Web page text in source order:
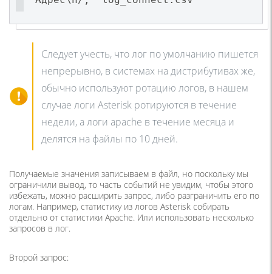
Следует учесть, что лог по умолчанию пишется
непрерывно, в системах на дистрибутивах же,
обычно используют ротацию логов, в нашем
случае логи Asterisk ротируются в течение
недели, а логи apache в течение месяца и
делятся на файлы по 10 дней.
Получаемые значения записываем в файл, но поскольку мы
ограничили вывод, то часть событий не увидим, чтобы этого
избежать, можно расширить запрос, либо разграничить его по
логам. Например, статистику из логов Asterisk собирать
отдельно от статистики Apache. Или использовать несколько
запросов в лог.
Второй запрос: